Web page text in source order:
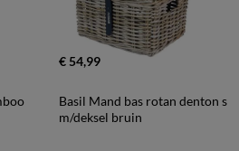
€ 54,99
Basil Mand bas rotan denton s
m/deksel bruin